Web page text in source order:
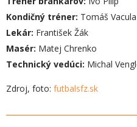
Kondičný tréner: Tomáš Vacula
Lekár: František Žák
Masér: Matej Chrenko
Technický vedúci: Michal
Zdroj, foto: futbalsfz.sk